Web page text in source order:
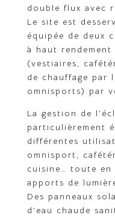
double flux avec
Le site est
équipée de deux
à haut
(vestiaires,
de chauffage par
omnisports) par
La gestion de
particulièrement
différentes
omnisport,
cuisine… toute en
apports de
Des panneaux
d’eau chaude